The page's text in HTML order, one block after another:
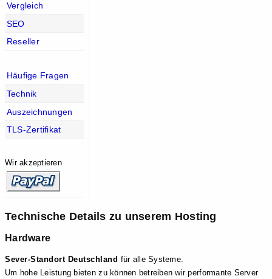
Vergleich
SEO
Reseller
Häufige Fragen
Technik
Auszeichnungen
TLS-Zertifikat
Wir akzeptieren
Technische Details zu unserem Hosting
Hardware
Sever-Standort Deutschland für alle Systeme.
Um hohe Leistung bieten zu können betreiben wir performante Server